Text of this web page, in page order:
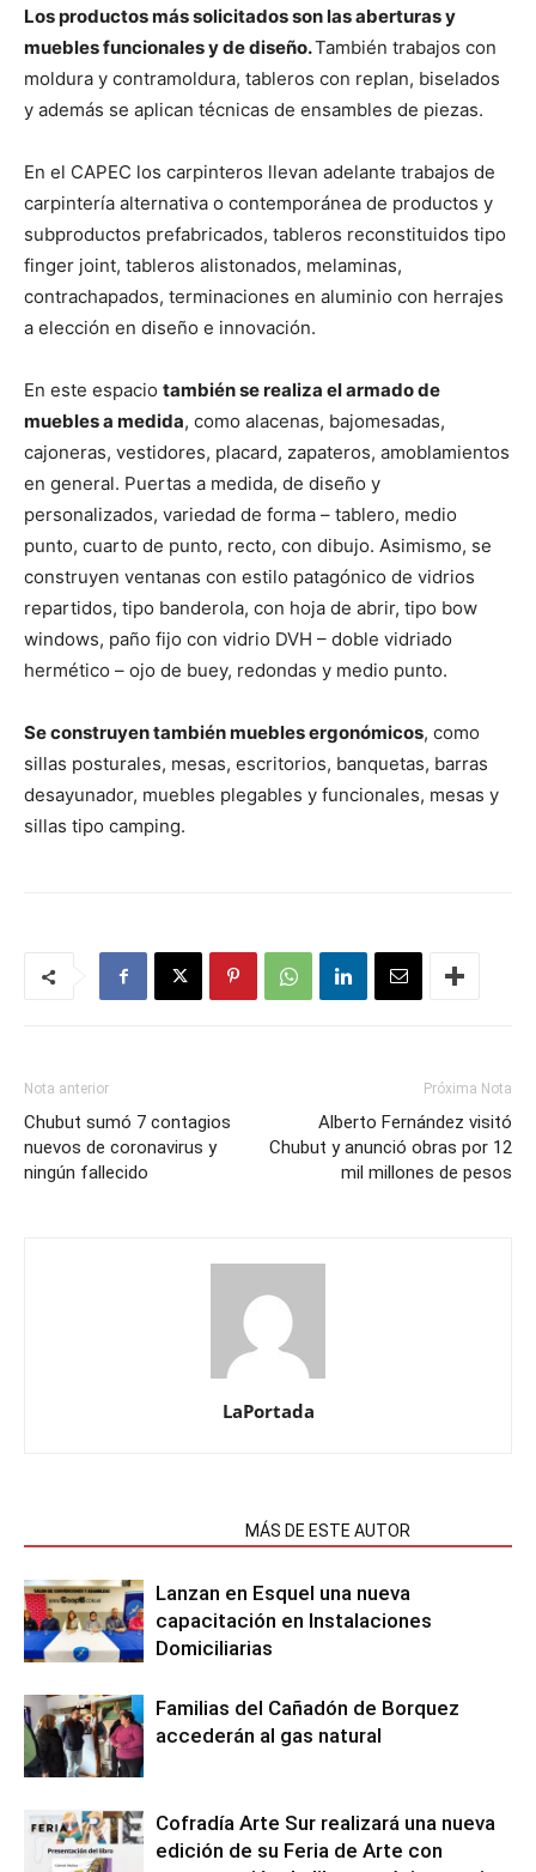
Los productos más solicitados son las aberturas y
muebles funcionales y de diseño.También trabajos con
moldura y contramoldura, tableros con replan, biselados
y además se aplican técnicas de ensambles de piezas.
En el CAPEC los carpinteros llevan adelante trabajos de
carpintería alternativa o contemporánea de productos y
subproductos prefabricados, tableros reconstituidos tipo
finger joint, tableros alistonados, melaminas,
contrachapados, terminaciones en aluminio con herrajes
a elección en diseño e innovación.
En este espacio también se realiza el armado de
muebles a medida, como alacenas, bajomesadas,
cajoneras, vestidores, placard, zapateros, amoblamientos
en general. Puertas a medida, de diseño y
personalizados, variedad de forma – tablero, medio
punto, cuarto de punto, recto, con dibujo. Asimismo, se
construyen ventanas con estilo patagónico de vidrios
repartidos, tipo banderola, con hoja de abrir, tipo bow
windows, paño fijo con vidrio DVH – doble vidriado
hermético – ojo de buey, redondas y medio punto.
Se construyen también muebles ergonómicos, como
sillas posturales, mesas, escritorios, banquetas, barras
desayunador, muebles plegables y funcionales, mesas y
sillas tipo camping.
Nota anterior
Chubut sumó 7 contagios
nuevos de coronavirus y
ningún fallecido
Próxima Nota
Alberto Fernández visitó
Chubut y anunció obras por 12
mil millones de pesos
LaPortada
MÁS DE ESTE AUTOR
Lanzan en Esquel una nueva
capacitación en Instalaciones
Domiciliarias
Familias del Cañadón de Borquez
accederán al gas natural
Cofradía Arte Sur realizará una nueva
edición de su Feria de Arte con